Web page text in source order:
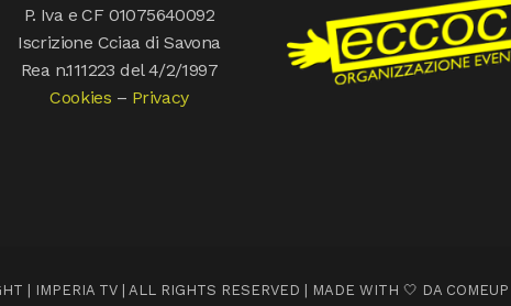
P. Iva e CF 01075640092
Iscrizione Cciaa di Savona
Rea n.111223 del 4/2/1997
Cookies – Privacy
| IMPERIA TV | ALL RIGHTS RESERVED | MADE WITH 🤍 DA